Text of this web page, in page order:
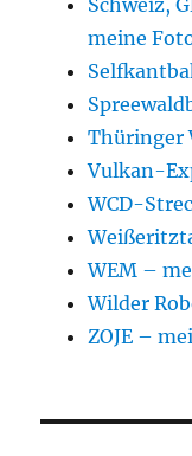
meine
Thüringer
Vulkan-
WCD-
WEM –
Wilder
ZOJE –